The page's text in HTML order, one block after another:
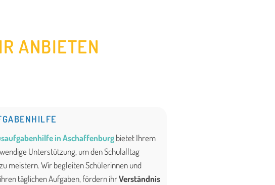
ANBIETEN
in Aschaffenburgbietet Ihrem
Unterstützung, um den Schulalltag
meistern. Wir begleiten Schülerinnen und
täglichen Aufgaben, fördern ihrVerständnis